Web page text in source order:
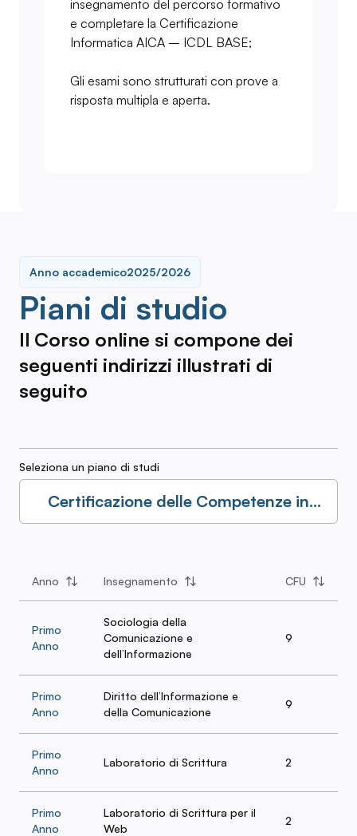
insegnamento del percorso formativo
e completare la Certificazione
Informatica AICA – ICDL BASE;
Gli esami sono strutturati con prove a
risposta multipla e aperta.
Piani di studio
Anno accademico2025/2026
Il Corso online si compone dei
seguenti indirizzi illustrati di
seguito
Seleziona un piano di studi
Certificazione delle Competenze in
Scrittura e Creazione Contenuti
Anno Insegnamento CFU
Primo
Anno
Sociologia della
Comunicazione e
dell’Informazione
9
Primo
Anno
Diritto dell’Informazione e
della Comunicazione
9
Primo
Anno
Laboratorio di Scrittura 2
Primo
Anno
Laboratorio di Scrittura per il
Web
2